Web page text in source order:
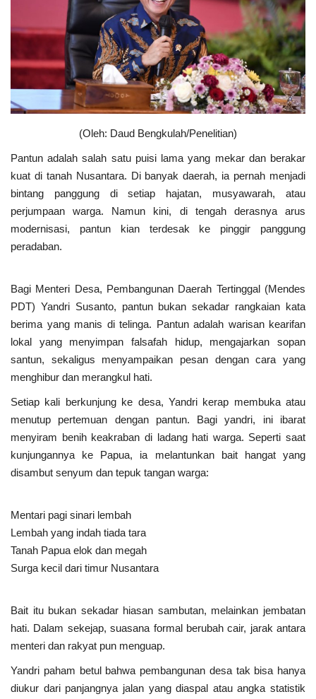
Sosial Budaya Pariwisata
Maritim
Pertanian
Perkebunan & Perikanan
Opini
Ekonomi & Keuangan
Pendidikan & Pelatihan
(Oleh: Daud Bengkulah/Penelitian)
Pantun adalah salah satu puisi lama yang mekar dan berakar
kuat di tanah Nusantara. Di banyak daerah, ia pernah menjadi
bintang panggung di setiap hajatan, musyawarah, atau
perjumpaan warga. Namun kini, di tengah derasnya arus
modernisasi, pantun kian terdesak ke pinggir panggung
peradaban.
Bagi Menteri Desa, Pembangunan Daerah Tertinggal (Mendes
PDT) Yandri Susanto, pantun bukan sekadar rangkaian kata
berima yang manis di telinga. Pantun adalah warisan kearifan
lokal yang menyimpan falsafah hidup, mengajarkan sopan
santun, sekaligus menyampaikan pesan dengan cara yang
menghibur dan merangkul hati.
Setiap kali berkunjung ke desa, Yandri kerap membuka atau
menutup pertemuan dengan pantun. Bagi yandri, ini ibarat
menyiram benih keakraban di ladang hati warga. Seperti saat
kunjungannya ke Papua, ia melantunkan bait hangat yang
disambut senyum dan tepuk tangan warga:
Mentari pagi sinari lembah
Lembah yang indah tiada tara
Tanah Papua elok dan megah
Surga kecil dari timur Nusantara
Bait itu bukan sekadar hiasan sambutan, melainkan jembatan
hati. Dalam sekejap, suasana formal berubah cair, jarak antara
menteri dan rakyat pun menguap.
Yandri paham betul bahwa pembangunan desa tak bisa hanya
diukur dari panjangnya jalan yang diaspal atau angka statistik